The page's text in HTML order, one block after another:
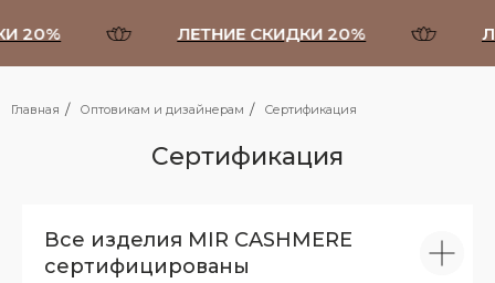
20% ЛЕТНИЕ СКИДКИ 20%
Главная / Оптовикам и дизайнерам / Сертификация
Сертификация
Все изделия MIR CASHMERE
сертифицированы